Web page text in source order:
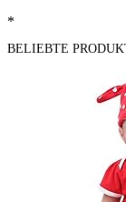
*
BELIEBTE